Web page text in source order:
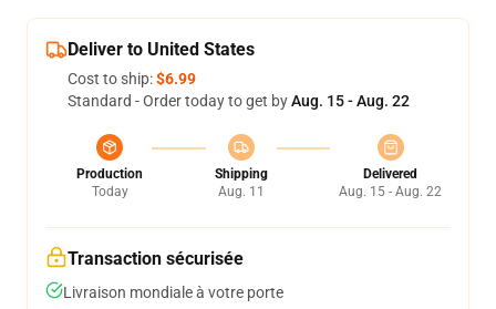
Deliver to United States
Cost to ship:$6.99
Standard - Order today to get byAug. 15 - Aug. 22
Production
Today
Shipping
Aug. 11
Delivered
Aug. 15 - Aug. 22
Transaction sécurisée
Livraison mondiale à votre porte